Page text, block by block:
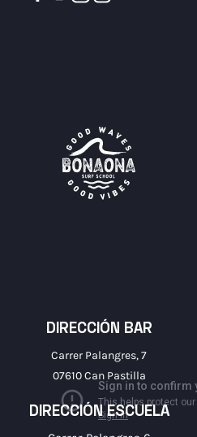
DIRECCIÓN BAR
Carrer Palangres, 7
07610 Can Pastilla
DIRECCIÓN ESCUELA